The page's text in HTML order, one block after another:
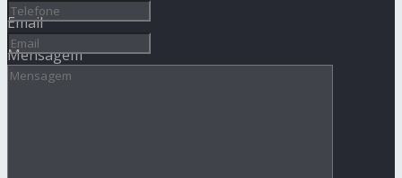
Email
Mensagem